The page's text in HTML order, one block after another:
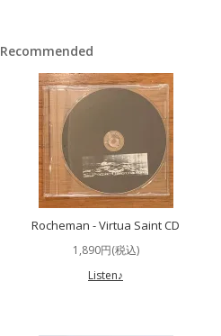
Recommended
Rocheman - Virtua Saint CD
1,890円(税込)
Listen♪